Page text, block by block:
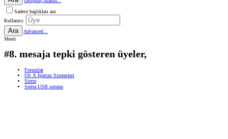
Sadece başlıkları ara
Kullanıcı:
Ara
Advanced...
Menü
#8. mesaja tepki gösteren üyeler,
Forumlar
OS X İşletim Sistemleri
Sierra
Sierra USB sorunu